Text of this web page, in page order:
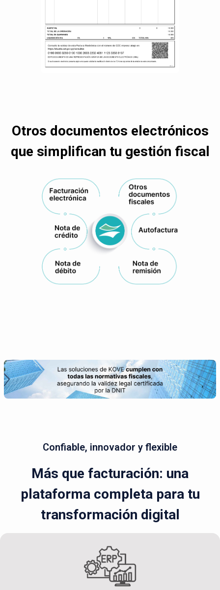
Otros documentos electrónicos
que simplifican tu gestión fiscal
Confiable, innovador y flexible
Más que facturación: una
plataforma completa para tu
transformación digital